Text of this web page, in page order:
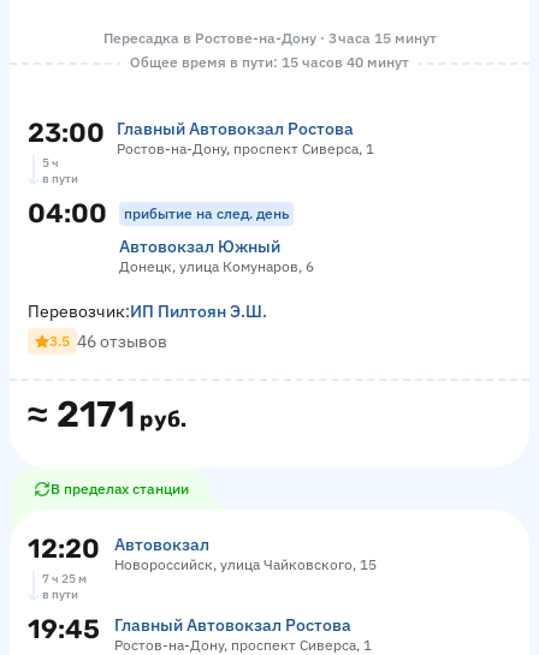
Пересадка в Ростове-на-Дону · 3 часа 15 минут
Общее время в пути: 15 часов 40 минут
23:00 Главный Автовокзал Ростова
Ростов-на-Дону, проспект Сиверса, 1
5 ч
в пути
04:00 прибытие на след. день
Автовокзал Южный
Донецк, улица Комунаров, 6
≈ 2171 руб.
Перевозчик:ИП Пилтоян Э.Ш.
3.5 46 отзывов
В пределах станции
12:20 Автовокзал
Новороссийск, улица Чайковского, 15
7 ч 25 м
в пути
19:45 Главный Автовокзал Ростова
Ростов-на-Дону, проспект Сиверса, 1